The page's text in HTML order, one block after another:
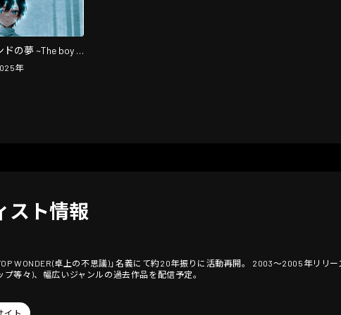
の夢 ~The boy is
dreamin' of fairy
年
スト情報
WONDER(卓上の不思議)」名義にて約20年振りに活動再開。 2003〜2005年リリ
プ等々)、幅広いジャンルの過去作品を配信予定。